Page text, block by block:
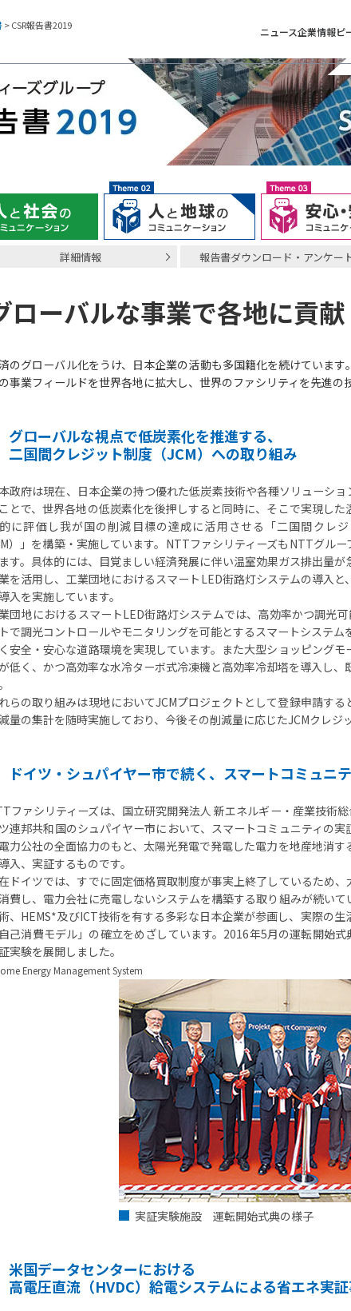
ニュース企業情報ピ
> CSR報告書2019
詳細情報 報告書ダウンロード・アンケー
ローバルな事業で各地に貢献
のグローバル化をうけ、日本企業の活動も多国籍化を続けています
事業フィールドを世界各地に拡大し、世界のファシリティを先進の
グローバルな視点で低炭素化を推進する、
二国間クレジット制度（JCM）への取り組み
政府は現在、日本企業の持つ優れた低炭素技術や各種ソリューシ
とで、世界各地の低炭素化を後押しすると同時に、そこで実現し
に評価し我が国の削減目標の達成に活用させる「二国間クレ
）」を構築・実施しています。NTTファシリティーズもNTTグル
す。具体的には、目覚ましい経済発展に伴い温室効果ガス排出量
を活用し、工業団地におけるスマートLED街路灯システムの導入
入を実施しています。
団地におけるスマートLED街路灯システムでは、高効率かつ調光
で調光コントロールやモニタリングを可能とするスマートシステ
安全・安心な道路環境を実現しています。また大型ショッピング
低く、かつ高効率な水冷ターボ式冷凍機と高効率冷却塔を導入し
らの取り組みは現地においてJCMプロジェクトとして登録申請す
量の集計を随時実施しており、今後その削減量に応じたJCMクレジ
ドイツ・シュパイヤー市で続く、スマートコミュニ
ファシリティーズは、国立研究開発法人 新エネルギー・産業技術
連邦共和国のシュパイヤー市において、スマートコミュニティの
力公社の全面協力のもと、太陽光発電で発電した電力を地産地消
入、実証するものです。
ドイツでは、すでに固定価格買取制度が事実上終了しているため
費し、電力会社に売電しないシステムを構築する取り組みが続い
、HEMS*及びICT技術を有する多彩な日本企業が参画し、実際の
自己消費モデル」の確立をめざしています。2016年5月の運転開始
実験を展開しました。
Energy Management System
実証実験施設 運転開始式典の様子
米国データセンターにおける
高電圧直流（HVDC）給電システムによる省エネ実